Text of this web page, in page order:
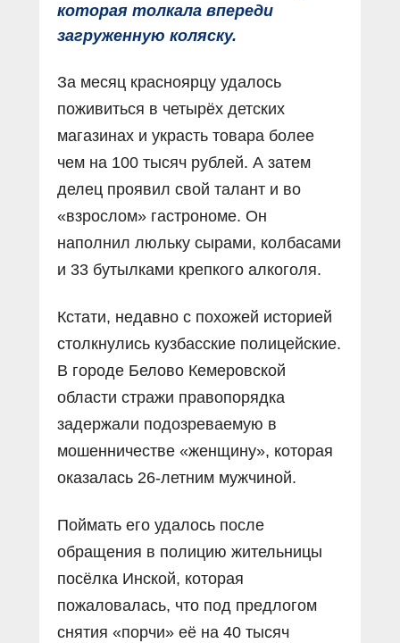
которая толкала впереди
загруженную коляску.
За месяц красноярцу удалось
поживиться в четырёх детских
магазинах и украсть товара более
чем на 100 тысяч рублей. А затем
делец проявил свой талант и во
«взрослом» гастрономе. Он
наполнил люльку сырами, колбасами
и 33 бутылками крепкого алкоголя.
Кстати, недавно с похожей историей
столкнулись кузбасские полицейские.
В городе Белово Кемеровской
области стражи правопорядка
задержали подозреваемую в
мошенничестве «женщину», которая
оказалась 26-летним мужчиной.
Поймать его удалось после
обращения в полицию жительницы
посёлка Инской, которая
пожаловалась, что под предлогом
снятия «порчи» её на 40 тысяч